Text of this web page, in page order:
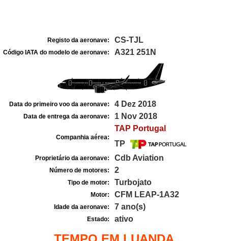
Registo da aeronave: CS-TJL
Código IATA do modelo de aeronave: A321 251N
Data do primeiro voo da aeronave: 4 Dez 2018
Data de entrega da aeronave: 1 Nov 2018
Companhia aérea:
TAP Portugal
TP
Proprietário da aeronave: Cdb Aviation
Número de motores: 2
Tipo de motor: Turbojato
Motor: CFM LEAP-1A32
Idade da aeronave: 7 ano(s)
Estado: ativo